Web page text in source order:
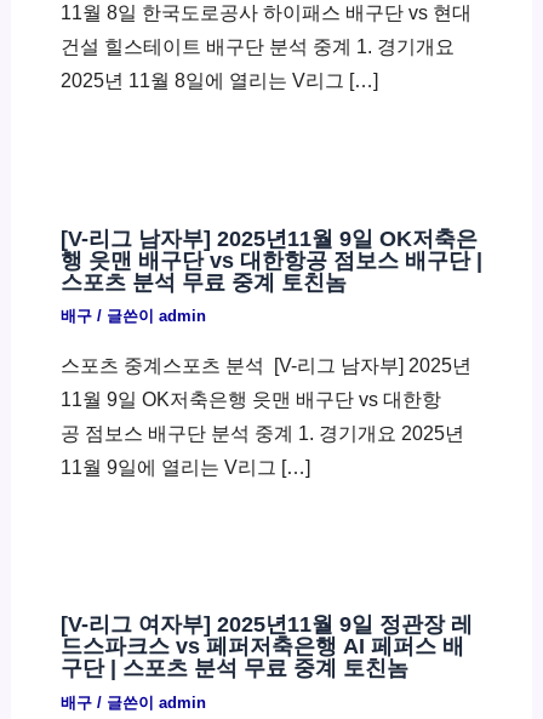
11월 8일 한국도로공사 하이패스 배구단 vs 현대
건설 힐스테이트 배구단 분석 중계 1. 경기개요
2025년 11월 8일에 열리는 V리그 […]
[V-리그 남자부] 2025년11월 9일 OK저축은
행 읏맨 배구단 vs 대한항공 점보스 배구단 |
스포츠 분석 무료 중계 토친놈
배구/ 글쓴이 admin
스포츠 중계스포츠 분석 ​ [V-리그 남자부] 2025년
11월 9일 OK저축은행 읏맨 배구단 vs 대한항
공 점보스 배구단 분석 중계 1. 경기개요 2025년
11월 9일에 열리는 V리그 […]
[V-리그 여자부] 2025년11월 9일 정관장 레
드스파크스 vs 페퍼저축은행 AI 페퍼스 배
구단 | 스포츠 분석 무료 중계 토친놈
배구/ 글쓴이 admin